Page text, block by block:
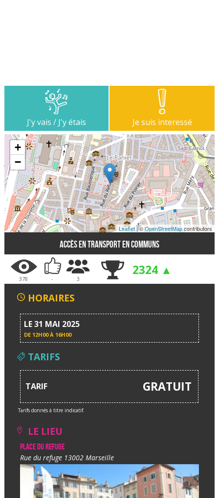
J'y vais / J'y étais Je suis interessé
+
−
Leaflet| ©OpenStreetMapcontributors
Accès en transport en communs
378 - 3
2324 ▲
HORAIRES
LE 31 MAI 2025
DE 12H00 À 16H00
TARIFS
TARIF GRATUIT
Tarifs donnés à titre indicatif.
LE LIEU
Place du refuge
Rue du refuge 13002 Marseille